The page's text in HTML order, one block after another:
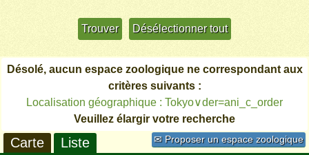
Désolé, aucun espace zoologique ne correspondant aux
critères suivants :
Localisation géographique : Tokyo∨der=ani_c_order
Veuillez élargir votre recherche
✉ Proposer un espace zoologique
Carte Liste